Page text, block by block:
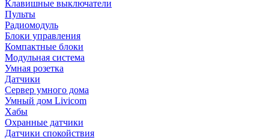
Клавишные выключатели
Пульты
Радиомодуль
Блоки управления
Компактные блоки
Модульная система
Умная розетка
Датчики
Сервер умного дома
Умный дом Livicom
Хабы
Охранные датчики
Датчики спокойствия